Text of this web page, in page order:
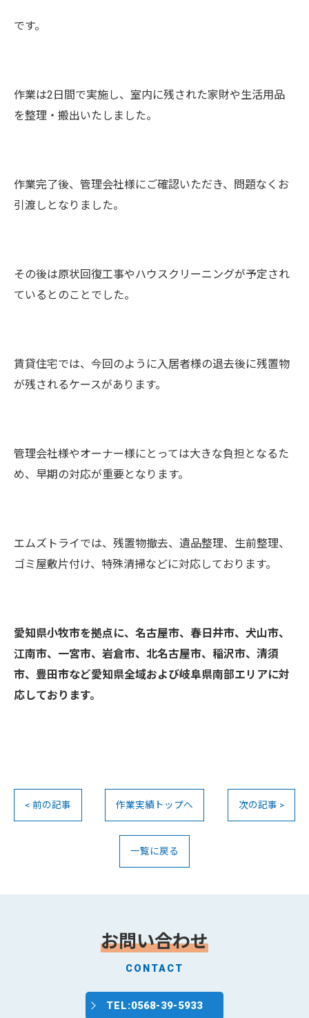
です。
作業は2日間で実施し、室内に残された家財や生活用品
を整理・搬出いたしました。
作業完了後、管理会社様にご確認いただき、問題なくお
引渡しとなりました。
その後は原状回復工事やハウスクリーニングが予定され
ているとのことでした。
賃貸住宅では、今回のように入居者様の退去後に残置物
が残されるケースがあります。
管理会社様やオーナー様にとっては大きな負担となるた
め、早期の対応が重要となります。
エムズトライでは、残置物撤去、遺品整理、生前整理、
ゴミ屋敷片付け、特殊清掃などに対応しております。
愛知県小牧市を拠点に、名古屋市、春日井市、犬山市、
江南市、一宮市、岩倉市、北名古屋市、稲沢市、清須
市、豊田市など愛知県全域および岐阜県南部エリアに対
応しております。
< 前の記事 作業実績トップへ 次の記事 >
一覧に戻る
お問い合わせ
CONTACT
TEL:0568-39-5933